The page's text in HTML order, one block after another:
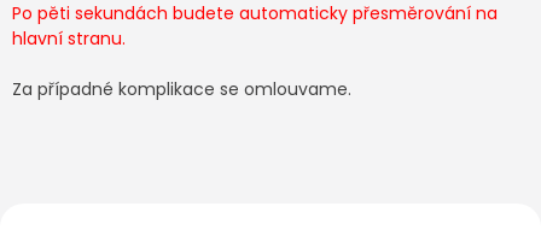
Po pěti sekundách budete automaticky přesměrování na
hlavní stranu.
Za případné komplikace se omlouvame.